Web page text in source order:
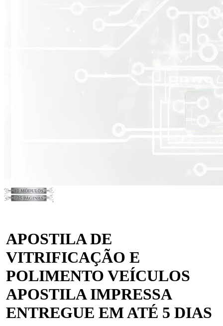
APOSTILA DE
VITRIFICAÇÃO E
POLIMENTO VEÍCULOS
APOSTILA IMPRESSA
ENTREGUE EM ATÉ 5 DIAS